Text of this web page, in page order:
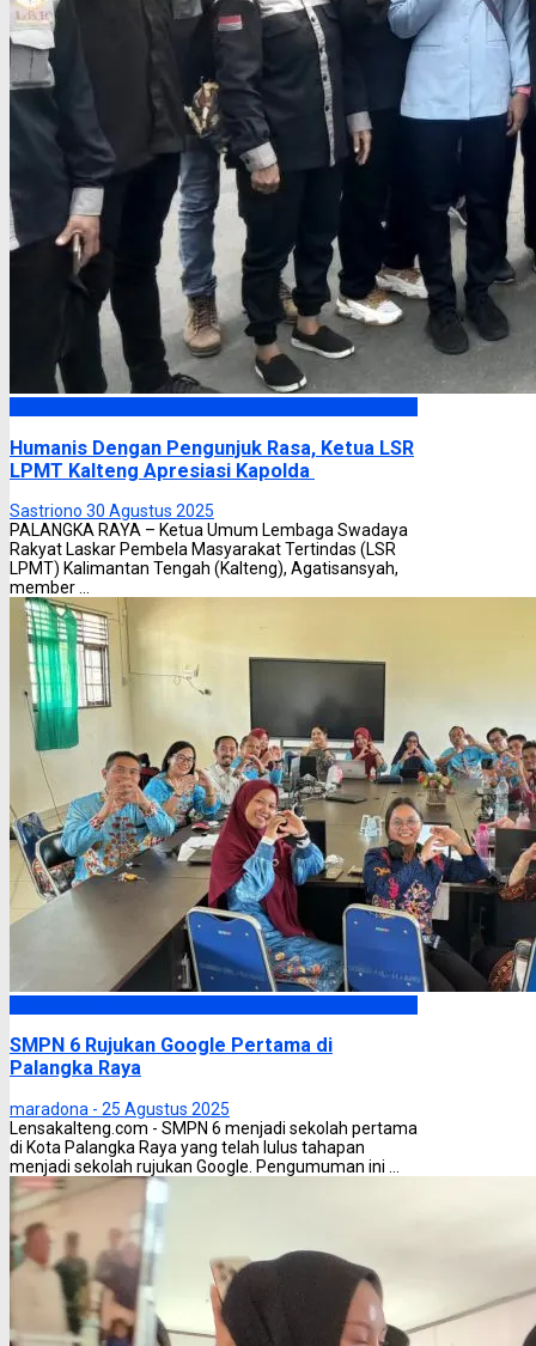
Humanis Dengan Pengunjuk Rasa, Ketua LSR
LPMT Kalteng Apresiasi Kapolda
Sastriono 30 Agustus 2025
PALANGKA RAYA – Ketua Umum Lembaga Swadaya
Rakyat Laskar Pembela Masyarakat Tertindas (LSR
LPMT) Kalimantan Tengah (Kalteng), Agatisansyah,
member ...
SMPN 6 Rujukan Google Pertama di
Palangka Raya
maradona - 25 Agustus 2025
Lensakalteng.com - SMPN 6 menjadi sekolah pertama
di Kota Palangka Raya yang telah lulus tahapan
menjadi sekolah rujukan Google. Pengumuman ini ...